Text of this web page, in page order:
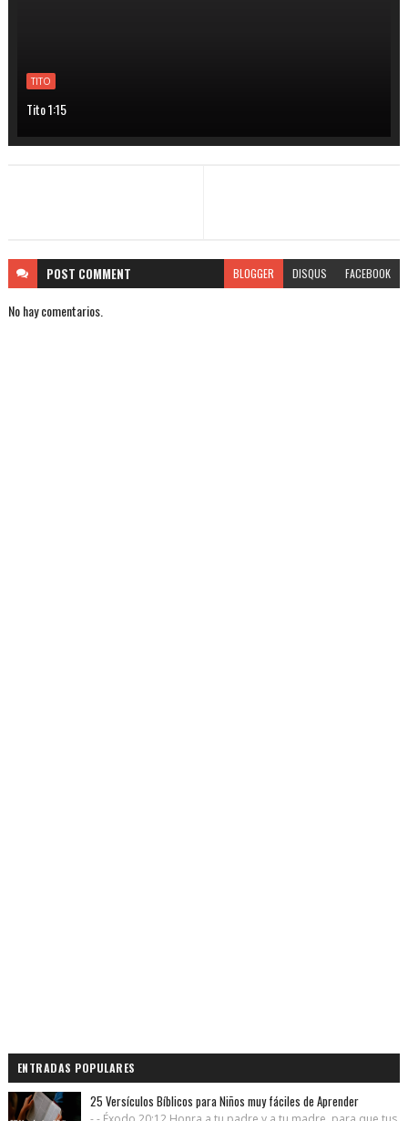
TITO
Tito 1:15
POST COMMENT BLOGGER DISQUS FACEBOOK
No hay comentarios.
ENTRADAS POPULARES
25 Versículos Bíblicos para Niños muy fáciles de Aprender